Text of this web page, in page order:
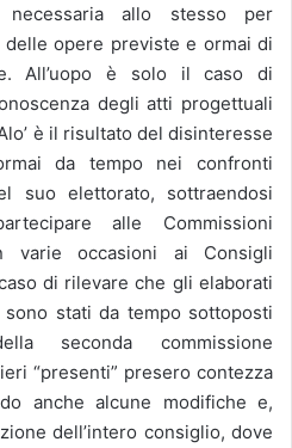
necessaria allo stesso per
delle opere previste e ormai di
All’uopo è solo il caso di
degli atti progettuali
è il risultato del disinteresse
da tempo nei confronti
suo elettorato, sottraendosi
alle Commissioni
varie occasioni ai Consigli
di rilevare che gli elaborati
sono stati da tempo sottoposti
seconda commissione
“presenti” presero contezza
anche alcune modifiche e,
dell’intero consiglio, dove